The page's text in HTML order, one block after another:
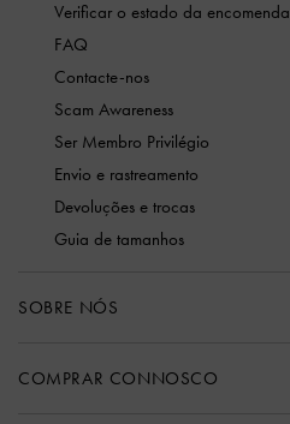
Verificar o estado da encomenda
FAQ
Contacte-nos
Scam Awareness
Ser Membro Privilégio
Envio e rastreamento
Devoluções e trocas
Guia de tamanhos
SOBRE NÓS
COMPRAR CONNOSCO